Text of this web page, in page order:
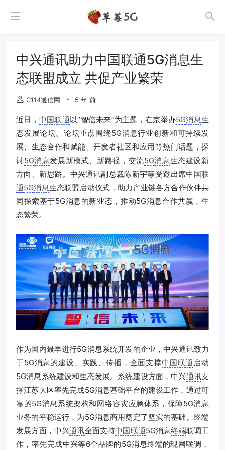
中兴通讯助力中国联通5G消息生
态联盟成立 共促产业繁荣
C114通信网 5 年 前
近日， 中国联通以“智信未来”为主题，在京举办5G消息生
态发展论坛。论坛重点围绕5G消息行业创新和可持续发
展、生态合作和赋能、开发者社区和应用等热门话题，探
讨5G消息发展新模式、新路径，交流5G消息生态建设新
方向、新思路。中兴通讯副总裁陈新宇等受邀出席中国联
通5G消息生态联盟启动仪式，助力产业链各方合作伙伴共
同探索基于5G消息的新业态，推动5G消息合作共赢，生
态繁荣。
作为国内最早进行5G消息系统开发的企业，中兴通讯致力
于5G消息的建设、实践、传播，全面支撑中国联通 启动
5G消息系统建设和生态发展。系统建设方面，中兴通讯支
撑江苏大区率先完成5G消息基础平台的建设工作，通过可
靠的5G消息系统架构和网络容灾应急体系，保障5G消息
业务的平稳运行，为5G消息商用奠定了坚实的基础。 终端
发展方面，中兴通讯全面支持中国联通5G消息终端联调工
作，率先完成中兴等6个品牌的5G消息终端的现网联调，